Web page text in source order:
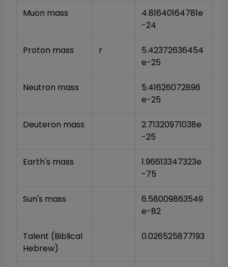
Muon mass
4.81640164781e
-24
Proton mass r
5.42372636454
e-25
Neutron mass
5.41626072896
e-25
Deuteron mass
2.71320971038e
-25
Earth's mass
1.96613347323e
-75
Sun's mass
6.58009863549
e-82
Talent (Biblical
Hebrew)
0.026525877193